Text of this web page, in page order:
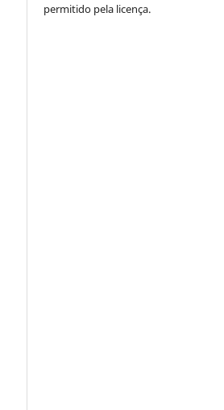
permitido pela licença.